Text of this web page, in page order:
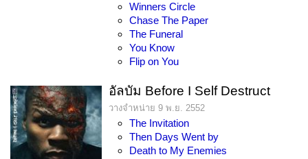
Winners Circle
Chase The Paper
The Funeral
You Know
Flip on You
อัลบัม Before I Self Destruct
วางจำหน่าย 9 พ.ย. 2552
The Invitation
Then Days Went by
Death to My Enemies